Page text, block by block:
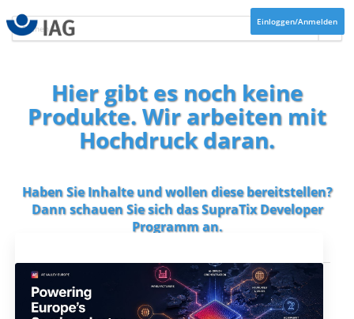
Einloggen/Anmelden
Hier gibt es noch keine
Produkte. Wir arbeiten mit
Hochdruck daran.
Haben Sie Inhalte und wollen diese bereitstellen?
Dann schauen Sie sich dasSupraTix Developer
Programman.